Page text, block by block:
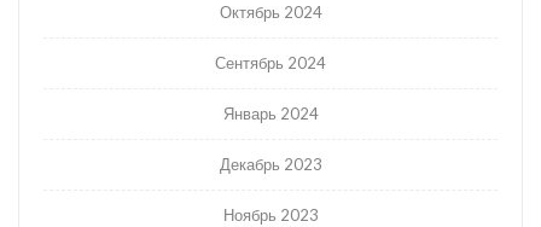
Октябрь 2024
Сентябрь 2024
Январь 2024
Декабрь 2023
Ноябрь 2023